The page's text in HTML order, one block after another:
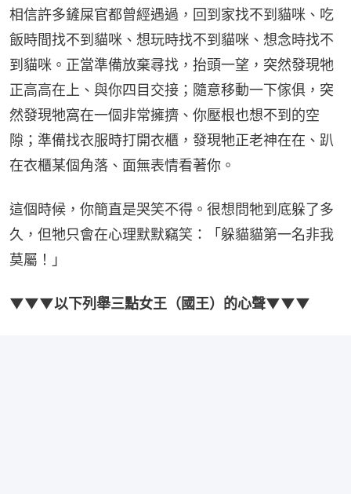
相信許多鏟屎官都曾經遇過，回到家找不到貓咪、吃
飯時間找不到貓咪、想玩時找不到貓咪、想念時找不
到貓咪。正當準備放棄尋找，抬頭一望，突然發現牠
正高高在上、與你四目交接；隨意移動一下傢俱，突
然發現牠窩在一個非常擁擠、你壓根也想不到的空
隙；準備找衣服時打開衣櫃，發現牠正老神在在、趴
在衣櫃某個角落、面無表情看著你。
這個時候，你簡直是哭笑不得。很想問牠到底躲了多
久，但牠只會在心理默默竊笑：「躲貓貓第一名非我
莫屬！」
▼▼▼以下列舉三點女王（國王）的心聲▼▼▼